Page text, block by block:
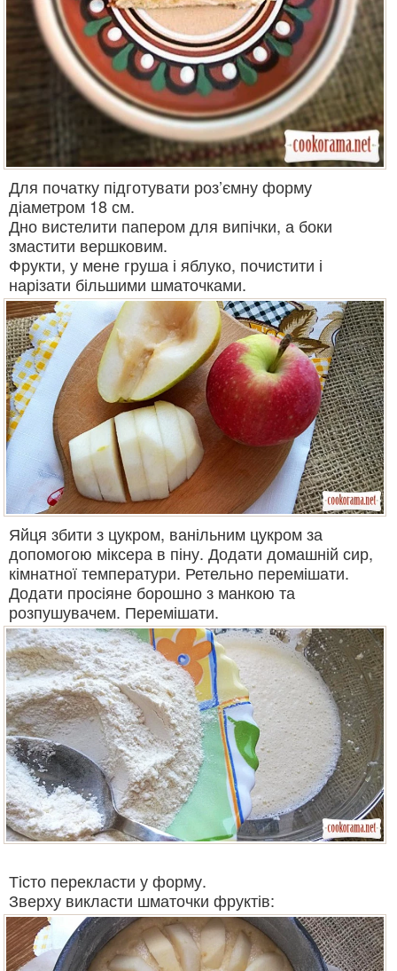
Для початку підготувати роз’ємну форму
діаметром 18 см.
Дно вистелити папером для випічки, а боки
змастити вершковим.
Фрукти, у мене груша і яблуко, почистити і
нарізати більшими шматочками.
Яйця збити з цукром, ванільним цукром за
допомогою міксера в піну. Додати домашній сир,
кімнатної температури. Ретельно перемішати.
Додати просіяне борошно з манкою та
розпушувачем. Перемішати.
Тісто перекласти у форму.
Зверху викласти шматочки фруктів: